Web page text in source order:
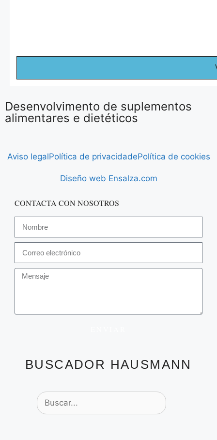
Desenvolvimento de suplementos
alimentares e dietéticos
Aviso legalPolítica de privacidadePolítica de cookies
Diseño web Ensalza.com
CONTACTA CON NOSOTROS
BUSCADOR HAUSMANN